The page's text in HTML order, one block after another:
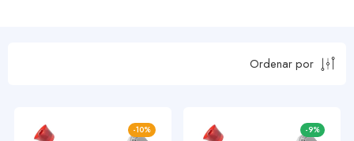
Ordenar por
-10% -9%